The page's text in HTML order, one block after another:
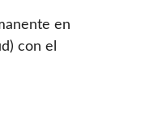
en
con el